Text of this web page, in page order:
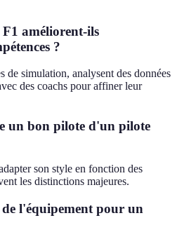
F1 améliorent-ils
?
de simulation, analysent des données
des coachs pour affiner leur
un bon pilote d'un pilote
son style en fonction des
les distinctions majeures.
l'équipement pour un